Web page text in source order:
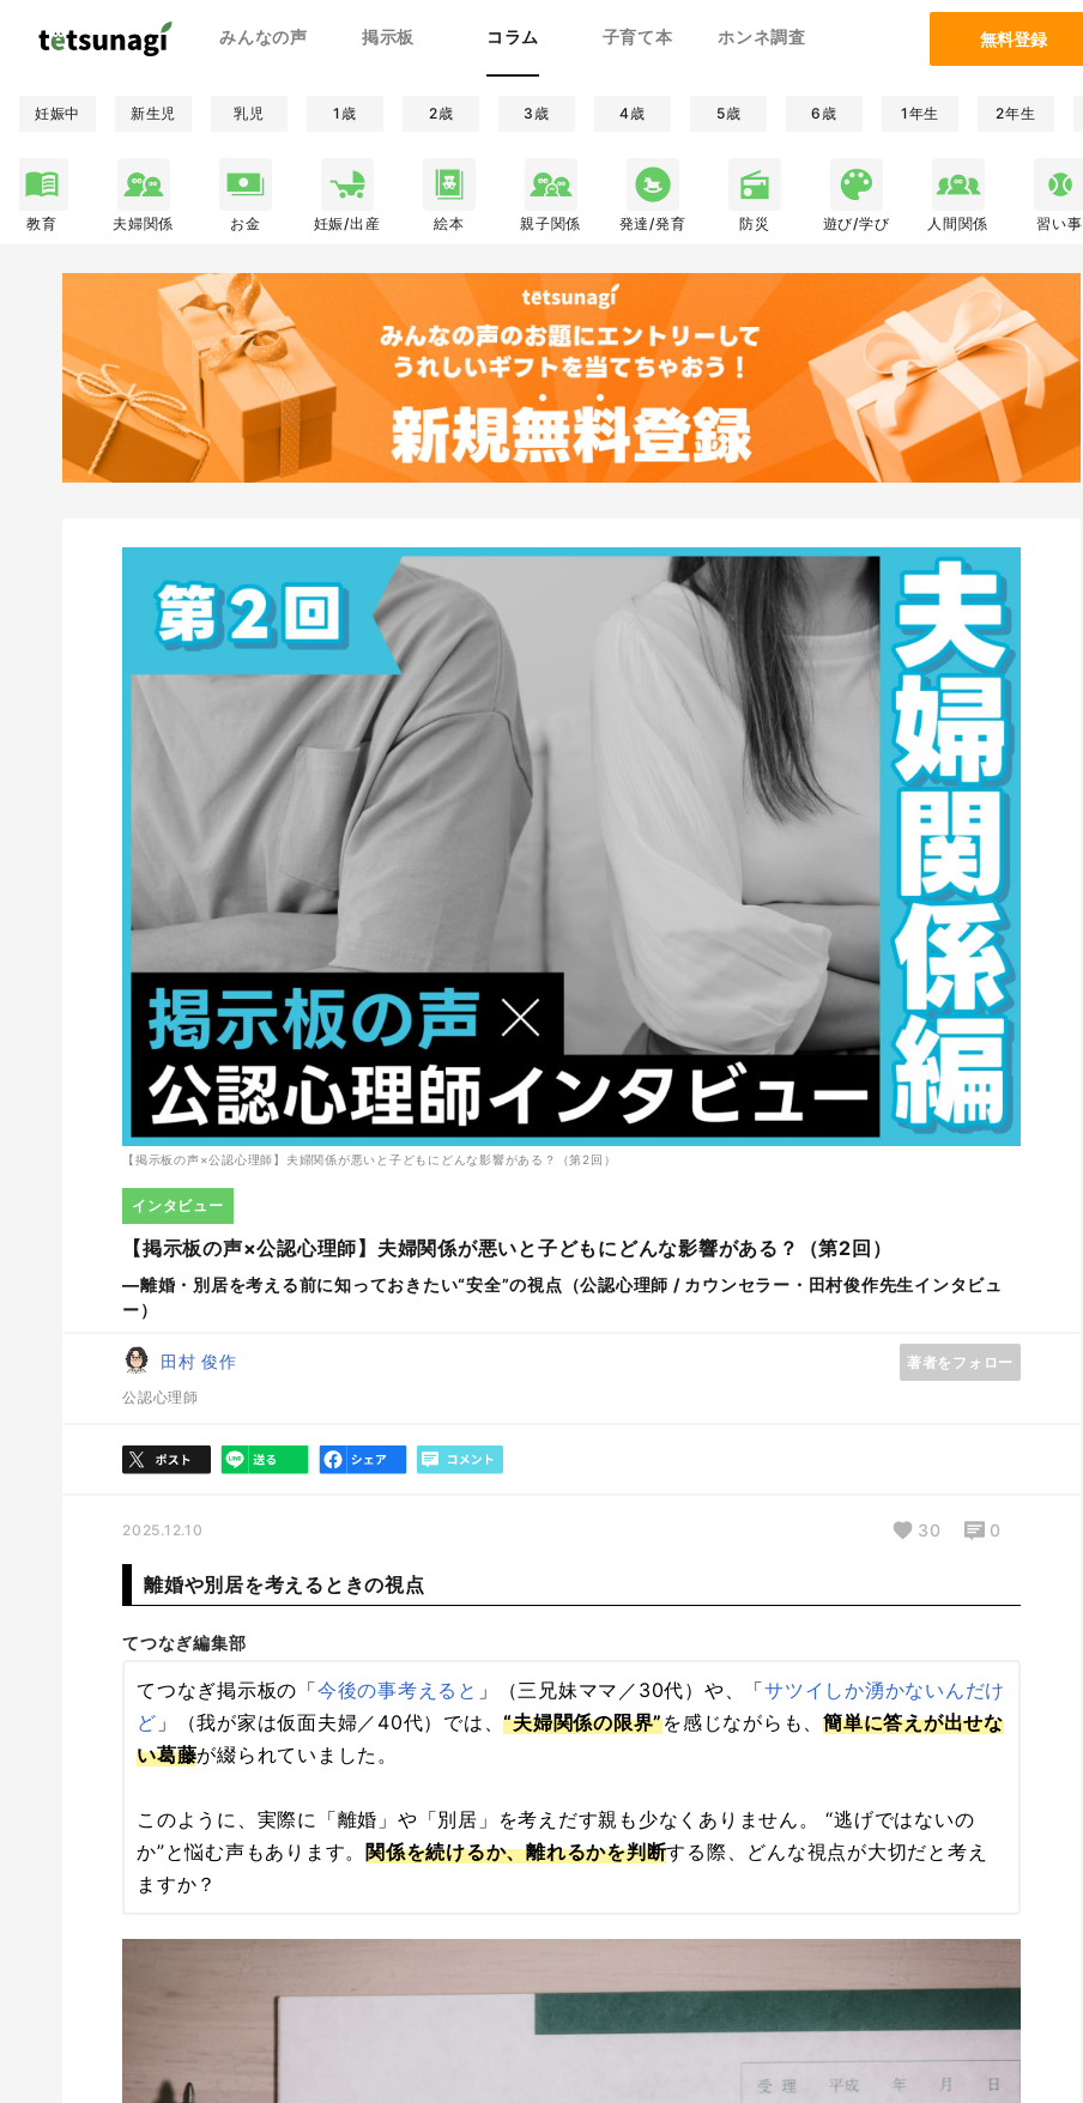
みんなの声 掲示板 コラム 子育て本 ホンネ調査 無料登録
妊娠中 新生児 乳児 1歳 2歳 3歳 4歳 5歳 6歳 1年生 2年生
教育 夫婦関係 お金 妊娠/出産 絵本 親子関係 発達/発育 防災 遊び/学び 人間関係 習い事
【掲示板の声×公認心理師】夫婦関係が悪いと子どもにどんな影響がある？（第2回）
―離婚・別居を考える前に知っておきたい“安全”の視点（公認心理師 / カウンセラー・田村俊作先生インタビュ
ー）
インタビュー
田村 俊作
著者をフォロー
公認心理師
【掲示板の声×公認心理師】夫婦関係が悪いと子どもにどんな影響がある？（第2回）
2025.12.10 30 0
離婚や別居を考えるときの視点
てつなぎ編集部
てつなぎ掲示板の「今後の事考えると 」（三兄妹ママ／30代）や、「サツイしか湧かないんだけ
ど 」（我が家は仮面夫婦／40代）では、“夫婦関係の限界”を感じながらも、 簡単に答えが出せな
い葛藤が綴られていました。
このように、実際に「離婚」や「別居」を考えだす親も少なくありません。 “逃げではないの
か”と悩む声もあります。 関係を続けるか、離れるかを判断する際、どんな視点が大切だと考え
ますか？